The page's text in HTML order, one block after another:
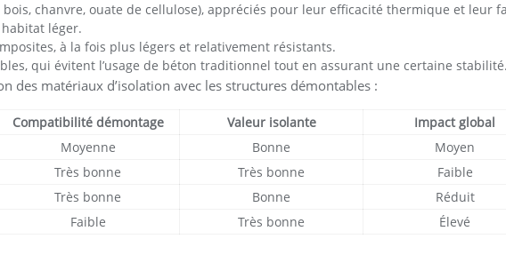
chanvre, ouate de cellulose), appréciés pour leur efficacité thermique et leur
léger.
à la fois plus légers et relativement résistants.
qui évitent l’usage de béton traditionnel tout en assurant une certaine stabilité.
des matériaux d’isolation avec les structures démontables :
Compatibilité démontage Valeur isolante
Impact global
Moyenne Bonne
Moyen
Très bonne Très bonne
Faible
Très bonne Bonne
Réduit
Faible Très bonne Élevé